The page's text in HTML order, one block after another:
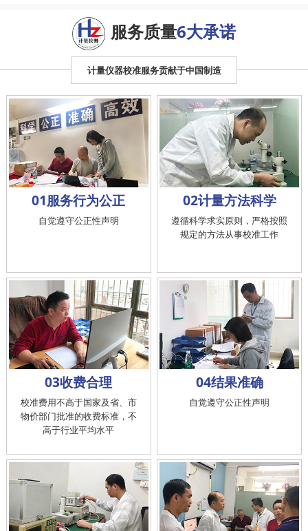
服务质量6大承诺
计量仪器校准服务贡献于中国制造
01服务行为公正
自觉遵守公正性声明
02计量方法科学
遵循科学求实原则，严格按照
规定的方法从事校准工作
03收费合理
校准费用不高于国家及省、市
物价部门批准的收费标准，不
高于行业平均水平
04结果准确
自觉遵守公正性声明